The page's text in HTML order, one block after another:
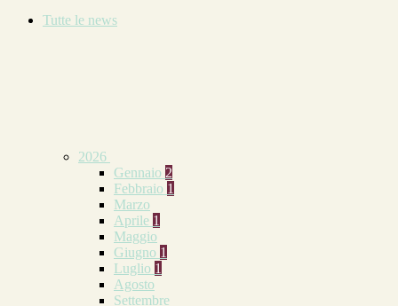
Tutte le news
2026
Gennaio 2
Febbraio 1
Marzo
Aprile 1
Maggio
Giugno 1
Luglio 1
Agosto
Settembre